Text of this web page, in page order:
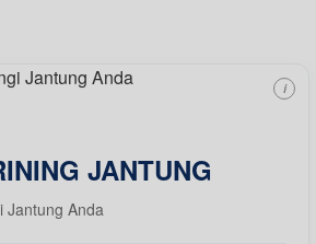
JANTUNG
Jantung Anda
i